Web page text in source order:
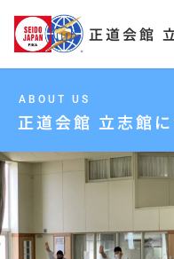
正道会館
ABOUT US
正道会館 立志館